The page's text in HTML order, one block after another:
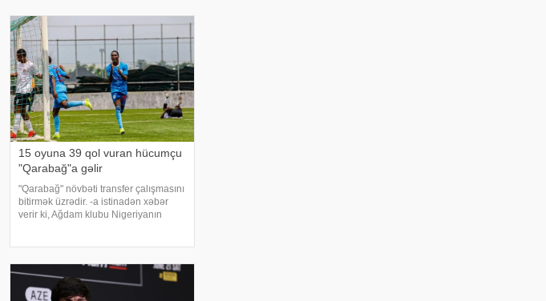
açıqlamadanda deyib. Qeyd edək ki, 6
15 oyuna 39 qol vuran hücumçu
"Qarabağ"a gəlir
"Qarabağ" növbəti transfer çalışmasını
bitirmək üzrədir. -a istinadən xəbər
verir ki, Ağdam klubu Nigeriyanın